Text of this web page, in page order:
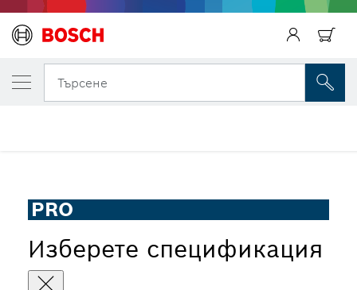
Търсене
PRO
Изберете спецификация
ВАШИЯТ ИЗБРАН ВАРИАНТ
Ламелен диск PRO X571, прав